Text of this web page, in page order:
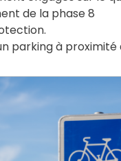
de la phase 8
parking à